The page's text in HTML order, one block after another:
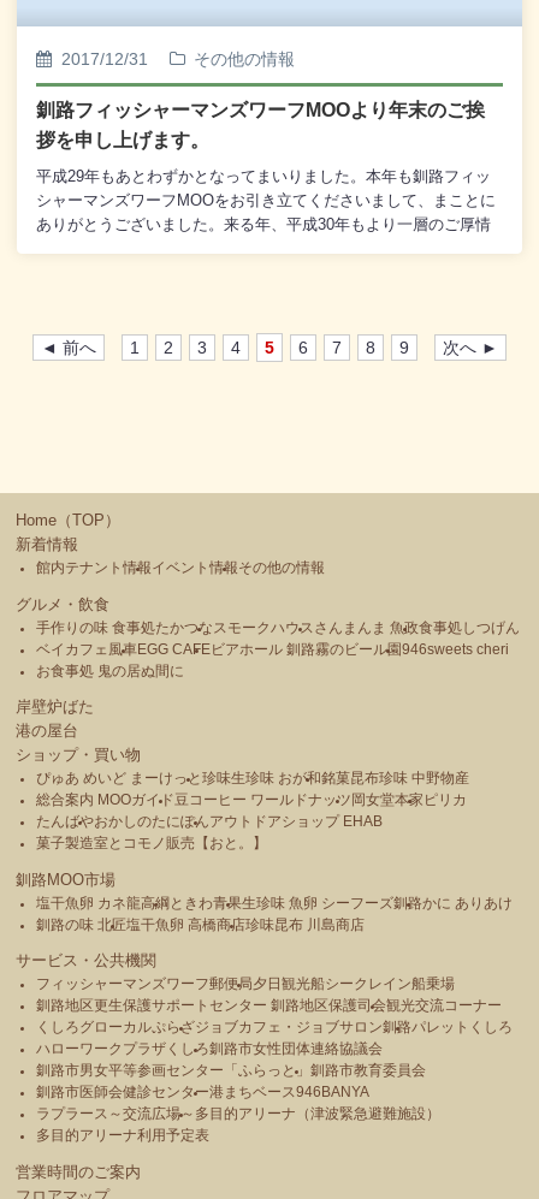
2017/12/31 その他の情報
釧路フィッシャーマンズワーフMOOより年末のご挨
拶を申し上げます。
平成29年もあとわずかとなってまいりました。本年も釧路フィッ
シャーマンズワーフMOOをお引き立てくださいまして、まことに
ありがとうございました。来る年、平成30年もより一層のご厚情
じめ、MOO館内テナントによる各種福袋の販売を、午前11時から
◄ 前へ 1 2 3 4 5 6 7 8 9 次へ ►
Home（TOP）
新着情報
館内テナント情報イベント情報その他の情報
グルメ・飲食
手作りの味 食事処たかつな スモークハウス さんまんま 魚政食事処しつげん
ベイカフェ風車EGG CAFEビアホール 釧路霧のビール園946sweets cheri
お食事処 鬼の居ぬ間に
岸壁炉ばた
港の屋台
ショップ・買い物
ぴゅあ めいど まーけっと珍味生珍味 おが和銘菓昆布珍味 中野物産
総合案内 MOOガイド豆コーヒー ワールドナッツ 岡女堂本家 ピリカ
たんばやおかしのたにぽんアウトドアショップ EHAB
菓子製造室とコモノ販売【おと。】
釧路MOO市場
塩干魚卵 カネ龍高綱 ときわ青果生珍味 魚卵 シーフーズ釧路かに ありあけ
釧路の味 北匠塩干魚卵 高橋商店珍味昆布 川島商店
サービス・公共機関
フィッシャーマンズワーフ郵便局夕日観光船シークレイン船乗場
釧路地区更生保護サポートセンター 釧路地区保護司会観光交流コーナー
くしろグローカルぷらざジョブカフェ・ジョブサロン釧路パレットくしろ
ハローワークプラザくしろ釧路市女性団体連絡協議会
釧路市男女平等参画センター「ふらっと」釧路市教育委員会
釧路市医師会健診センター港まちベース946BANYA
ラプラース～交流広場～ 多目的アリーナ（津波緊急避難施設）
多目的アリーナ利用予定表
営業時間のご案内